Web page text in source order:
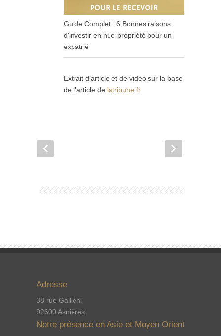
Guide Complet : 6 Bonnes raisons
d'investir en nue-propriété pour un
expatrié
Extrait d’article et de vidéo sur la base
de l’article de latribune.fr.
Adresse
38 rue Galliéni
92600 Asnières.
Notre présence en Asie et Moyen Orient